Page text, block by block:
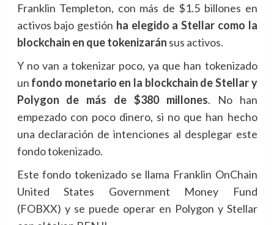
Franklin Templeton, con más de $1.5 billones en
activos bajo gestión ha elegido a Stellar como la
blockchain en que tokenizarán sus activos.
Y no van a tokenizar poco, ya que han tokenizado
un fondo monetario en la blockchain de Stellar y
Polygon de más de $380 millones. No han
empezado con poco dinero, si no que han hecho
una declaración de intenciones al desplegar este
fondo tokenizado.
Este fondo tokenizado se llama Franklin OnChain
United States Government Money Fund
(FOBXX) y se puede operar en Polygon y Stellar